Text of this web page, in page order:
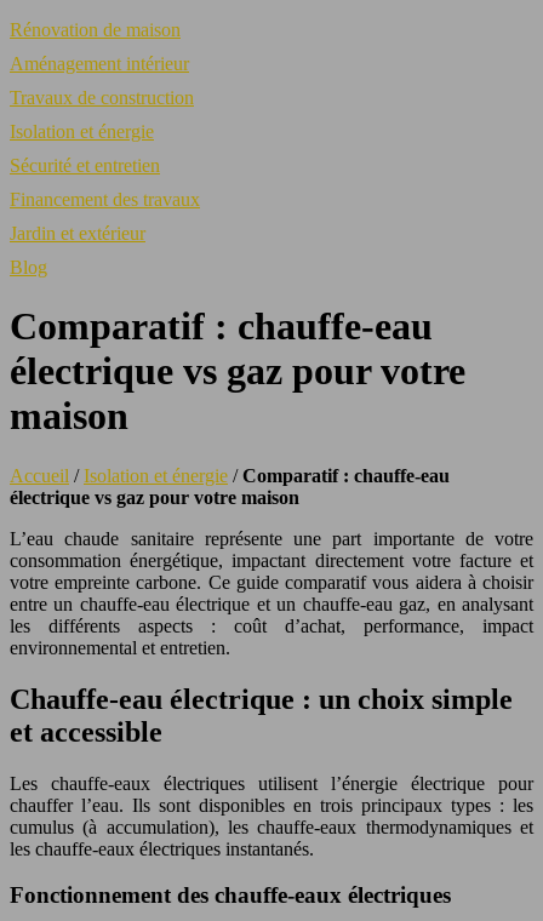
Rénovation de maison
Aménagement intérieur
Travaux de construction
Isolation et énergie
Sécurité et entretien
Financement des travaux
Jardin et extérieur
Blog
Comparatif : chauffe-eau
électrique vs gaz pour votre
maison
Accueil /Isolation et énergie /Comparatif : chauffe-eau
électrique vs gaz pour votre maison
L’eau chaude sanitaire représente une part importante de votre
consommation énergétique, impactant directement votre facture et
votre empreinte carbone. Ce guide comparatif vous aidera à choisir
entre un chauffe-eau électrique et un chauffe-eau gaz, en analysant
les différents aspects : coût d’achat, performance, impact
environnemental et entretien.
Chauffe-eau électrique : un choix simple
et accessible
Les chauffe-eaux électriques utilisent l’énergie électrique pour
chauffer l’eau. Ils sont disponibles en trois principaux types : les
cumulus (à accumulation), les chauffe-eaux thermodynamiques et
les chauffe-eaux électriques instantanés.
Fonctionnement des chauffe-eaux électriques